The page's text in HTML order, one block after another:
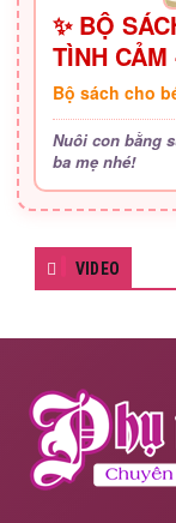
✨ BỘ
TÌNH
Bộ sách cho
Nuôi con bằng
ba mẹ nhé!
VIDEO